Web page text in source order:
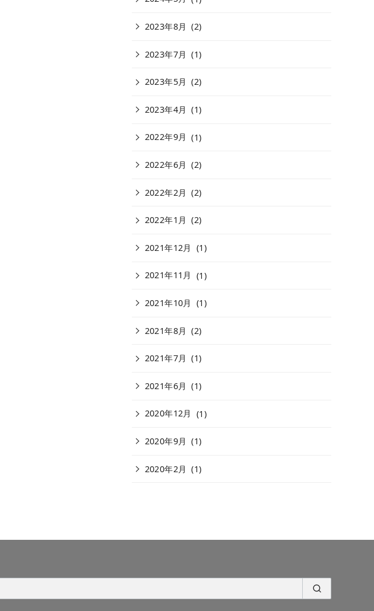
2023年8月 (2)
2023年7月 (1)
2023年5月 (2)
2023年4月 (1)
2022年9月 (1)
2022年6月 (2)
2022年2月 (2)
2022年1月 (2)
2021年12月 (1)
2021年11月 (1)
2021年10月 (1)
2021年8月 (2)
2021年7月 (1)
2021年6月 (1)
2020年12月 (1)
2020年9月 (1)
2020年2月 (1)